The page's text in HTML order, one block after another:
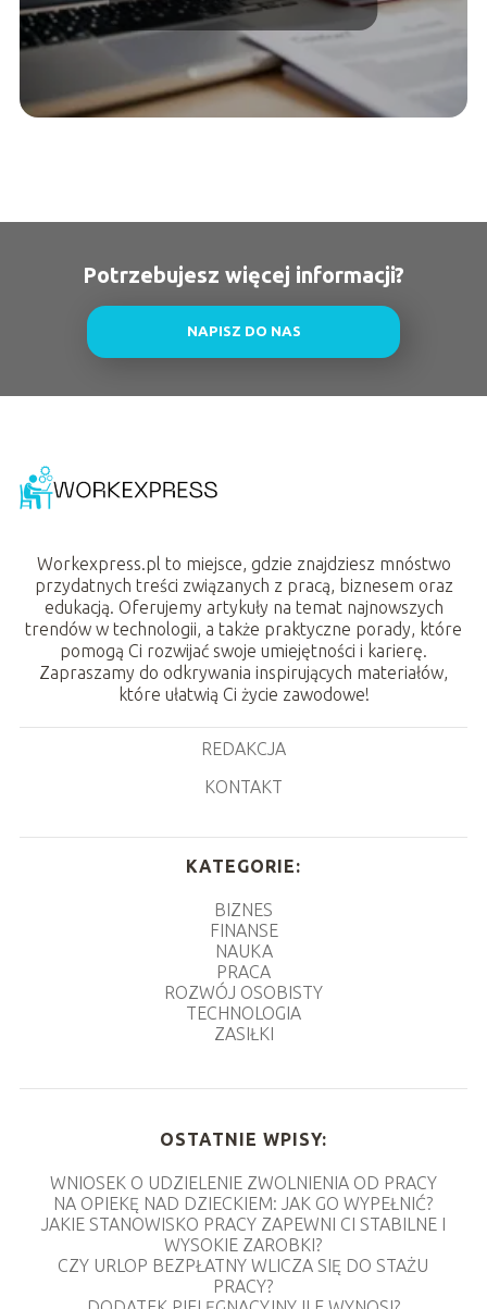
Potrzebujesz więcej informacji?
NAPISZ DO NAS
Workexpress.pl to miejsce, gdzie znajdziesz mnóstwo
przydatnych treści związanych z pracą, biznesem oraz
edukacją. Oferujemy artykuły na temat najnowszych
trendów w technologii, a także praktyczne porady, które
pomogą Ci rozwijać swoje umiejętności i karierę.
Zapraszamy do odkrywania inspirujących materiałów,
które ułatwią Ci życie zawodowe!
REDAKCJA
KONTAKT
KATEGORIE:
BIZNES
FINANSE
NAUKA
PRACA
ROZWÓJ OSOBISTY
TECHNOLOGIA
ZASIŁKI
OSTATNIE WPISY:
WNIOSEK O UDZIELENIE ZWOLNIENIA OD PRACY
NA OPIEKĘ NAD DZIECKIEM: JAK GO WYPEŁNIĆ?
JAKIE STANOWISKO PRACY ZAPEWNI CI STABILNE I
WYSOKIE ZAROBKI?
CZY URLOP BEZPŁATNY WLICZA SIĘ DO STAŻU
PRACY?